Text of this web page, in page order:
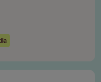
aanmerking.